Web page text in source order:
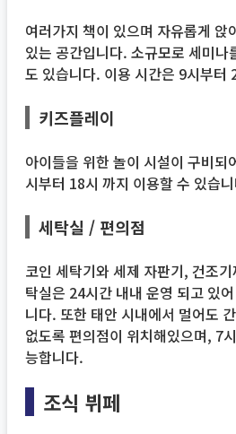
여러가지 책이 있으며 자유롭게 앉
있는 공간입니다. 소규모로 세미나
도 있습니다. 이용 시간은 9시부터
키즈플레이
아이들을 위한 놀이 시설이 구비
시부터 18시 까지 이용할 수 있습
세탁실 / 편의점
코인 세탁기와 세제 자판기, 건조
탁실은 24시간 내내 운영 되고 있
니다. 또한 태안 시내에서 멀어도
없도록 편의점이 위치해있으며, 7
능합니다.
조식 뷔페